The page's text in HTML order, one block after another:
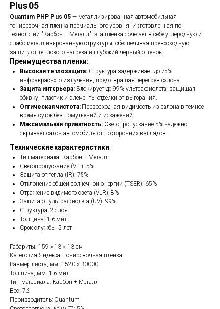
Plus 05
Quantum PHP Plus 05 — металлизированная автомобильная
тонировочная пленка премиального уровня. Изготовленная по
технологии "Карбон + Металл", эта пленка сочетает в себе углеродную и
слабо металлизированную структуры, обеспечивая превосходную
защиту от теплового нагрева и глубокий черный оттенок.
Преимущества пленки:
Высокая теплозащита: Структура задерживает до 75%
инфракрасного излучения, предотвращая перегрев салона.
Защита интерьера: Блокирует до 99% ультрафиолета, защищая
обивку, пластик и элементы отделки от выгорания.
Оптическая чистота: Превосходная видимость из салона в темное
время суток без помутнений и искажений.
Максимальная приватность: Светопропускание 5% надежно
скрывает салон автомобиля от посторонних взглядов.
Технические характеристики:
Тип материала: Карбон + Металл
Светопропускание (VLT): 5%
Защита от тепла (IR): 75%
Отклонение общей солнечной энергии (TSER): 65%
Отражение видимого света (VLR): 8%
Защита от ультрафиолета (UV): 99%
Структура: 2 слоя
Толщина: 1.6 мил
Срок службы: 5 лет
Габариты: 159 × 13 × 13 см
Категория Яндекса: Тонировочная пленка
Размер листа, мм: 1520 x 30000
Толщина, мм: 1.6 мил
Тип материала: Карбон + Металл
Вес: 7.2
Производитель: Quantum